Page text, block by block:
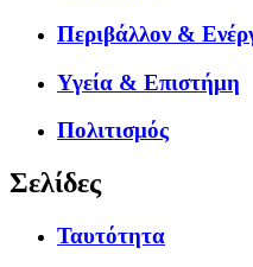
Περιβάλλον &
Υγεία & Επιστήμη
Πολιτισμός
Σελίδες
Ταυτότητα